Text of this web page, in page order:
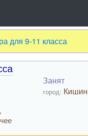
для 9-11 класса
Занят
город: